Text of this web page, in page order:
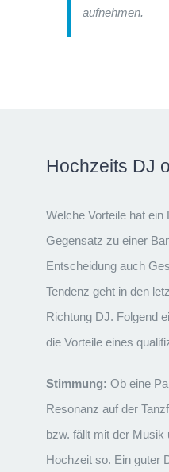
aufnehmen.
Hochzeits DJ
Welche Vorteile hat
Gegensatz zu einer
Entscheidung auch
Tendenz geht in den
Richtung DJ. Folgend
die Vorteile eines
Stimmung: Ob eine
Resonanz auf der
bzw. fällt mit der Musik
Hochzeit so. Ein guter